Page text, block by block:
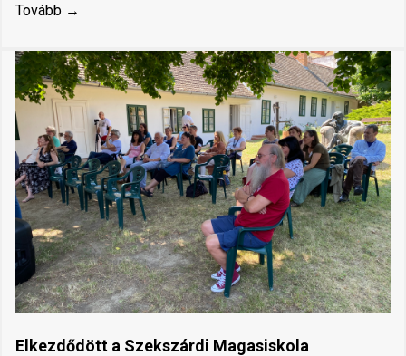
Tovább →
Elkezdődött a Szekszárdi Magasiskola